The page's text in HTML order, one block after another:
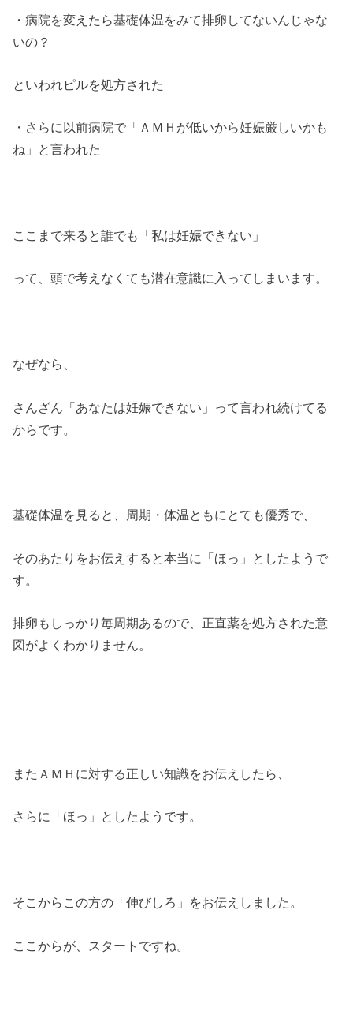
・病院を変えたら基礎体温をみて排卵してないんじゃな
いの？
といわれピルを処方された
・さらに以前病院で「ＡＭＨが低いから妊娠厳しいかも
ね」と言われた
ここまで来ると誰でも「私は妊娠できない」
って、頭で考えなくても潜在意識に入ってしまいます。
なぜなら、
さんざん「あなたは妊娠できない」って言われ続けてる
からです。
基礎体温を見ると、周期・体温ともにとても優秀で、
そのあたりをお伝えすると本当に「ほっ」としたようで
す。
排卵もしっかり毎周期あるので、正直薬を処方された意
図がよくわかりません。
またＡＭＨに対する正しい知識をお伝えしたら、
さらに「ほっ」としたようです。
そこからこの方の「伸びしろ」をお伝えしました。
ここからが、スタートですね。